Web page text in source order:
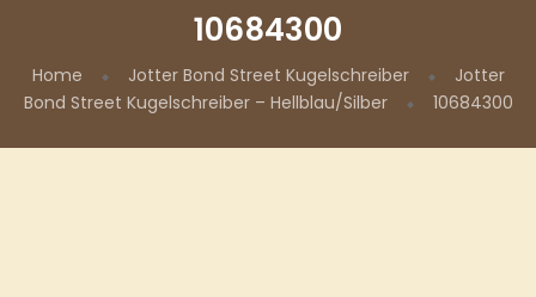
10684300
Home Jotter Bond Street Kugelschreiber
Jotter
Bond Street Kugelschreiber – Hellblau/Silber
10684300